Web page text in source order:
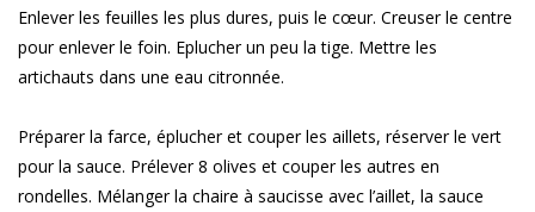
Enlever les feuilles les plus dures, puis le cœur. Creuser le centre
pour enlever le foin. Eplucher un peu la tige. Mettre les
artichauts dans une eau citronnée.
Préparer la farce, éplucher et couper les aillets, réserver le vert
pour la sauce. Prélever 8 olives et couper les autres en
rondelles. Mélanger la chaire à saucisse avec l’aillet, la sauce